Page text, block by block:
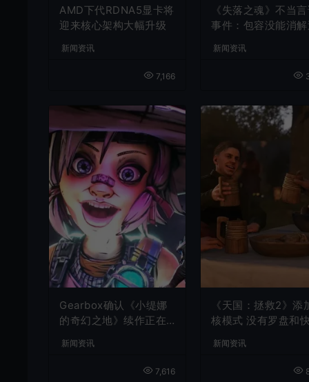
AMD下代RDNA5显卡将
迎来核心架构大幅升级
新闻资讯
7,166
《失落之魂》不当
事件：包容没能消
新闻资讯
Gearbox确认《小缇娜
的奇幻之地》续作正在
新闻资讯
7,616
《天国：拯救2》添
核模式 没有罗盘和
新闻资讯